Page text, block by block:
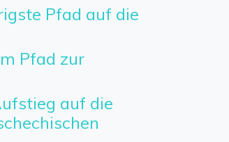
Pfad auf die
Pfad zur
auf die